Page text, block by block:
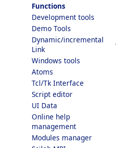
Functions
Development tools
Demo Tools
Dynamic/incremental
Link
Windows tools
Atoms
Tcl/Tk Interface
Script editor
UI Data
Online help
management
Modules manager